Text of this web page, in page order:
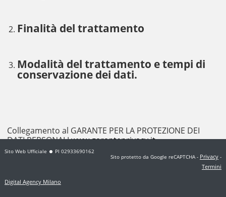
Finalità del trattamento
Modalità del trattamento e tempi di
conservazione dei dati.
Collegamento al GARANTE PER LA PROTEZIONE DEI
DATI PERSONALIwww.garanteprivacy.it
Sito Web Ufficiale PI 02933690162
Sito protetto da Google reCAPTCHA- Privacy -
Termini
Digital Agency Milano